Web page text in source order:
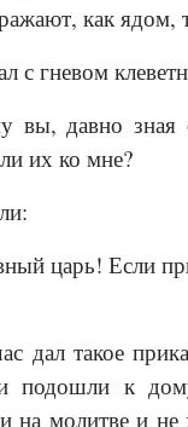
как
с гневом
давно зная
их ко мне?
царь! Если
дал такое
подошли к
молитве и не